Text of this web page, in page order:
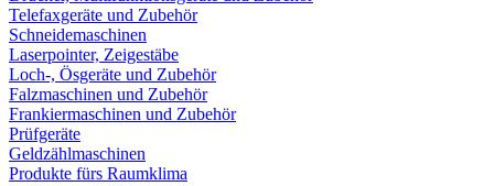
Telefaxgeräte und Zubehör
Schneidemaschinen
Laserpointer, Zeigestäbe
Loch-, Ösgeräte und Zubehör
Falzmaschinen und Zubehör
Frankiermaschinen und Zubehör
Prüfgeräte
Geldzählmaschinen
Produkte fürs Raumklima